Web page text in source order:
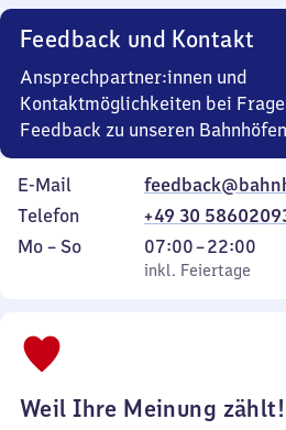
Uhr
Feedback und Kontakt
Ansprechpartner:innen und
Kontaktmöglichkeiten bei
Feedback zu unseren Bahnhöfen
E-Mail
Telefon
+49 30
Montag
Mo – So,
inkl. Feiertage
07:00–22:00
Von
7
inkl. Feiertage
Weil Ihre Meinung zählt!